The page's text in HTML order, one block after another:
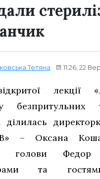
Тетяна 11:26, 22
лекції
безпритульних
ділилась
– Оксана
голови
та